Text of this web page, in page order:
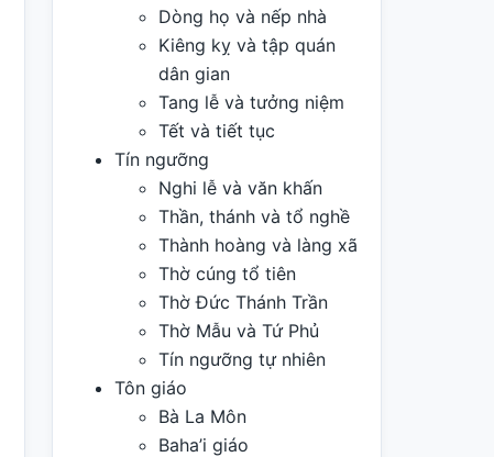
Dòng họ và nếp nhà
Kiêng kỵ và tập quán
dân gian
Tang lễ và tưởng niệm
Tết và tiết tục
Tín ngưỡng
Nghi lễ và văn khấn
Thần, thánh và tổ nghề
Thành hoàng và làng xã
Thờ cúng tổ tiên
Thờ Đức Thánh Trần
Thờ Mẫu và Tứ Phủ
Tín ngưỡng tự nhiên
Tôn giáo
Bà La Môn
Baha’i giáo